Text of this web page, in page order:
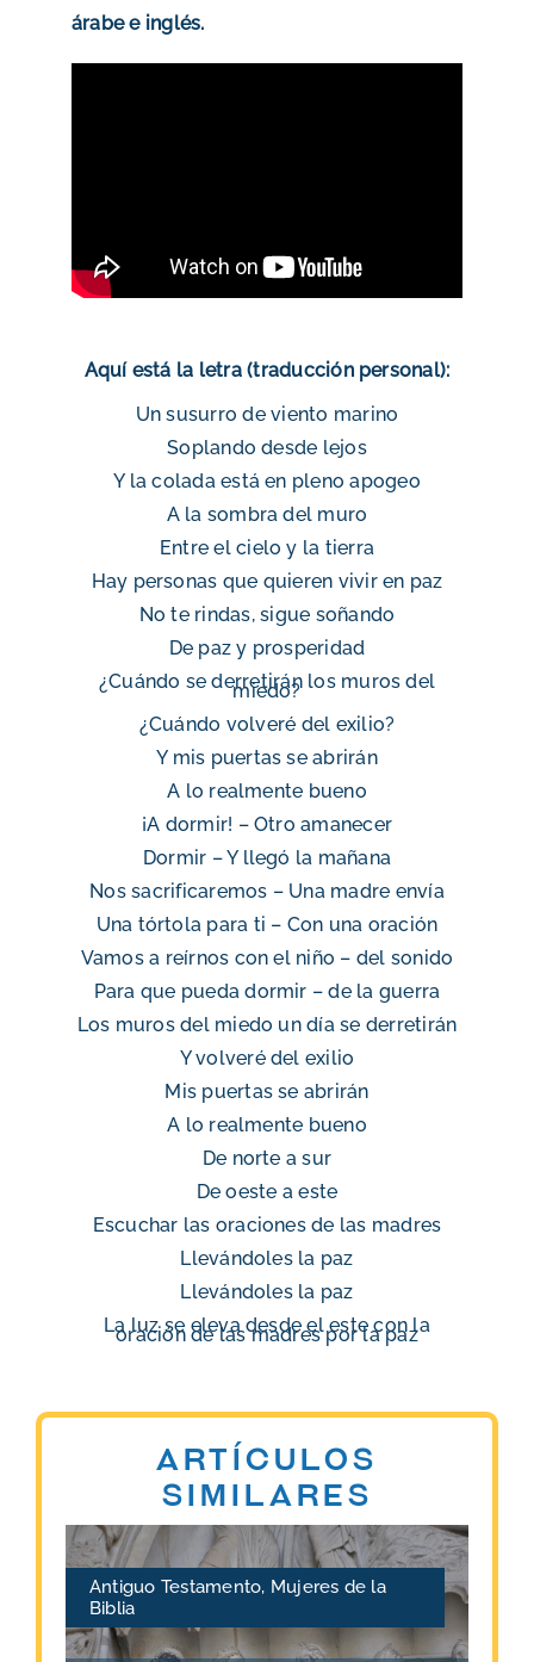
árabe e inglés.
Aquí está la letra (traducción personal):
Un susurro de viento marino
Soplando desde lejos
Y la colada está en pleno apogeo
A la sombra del muro
Entre el cielo y la tierra
Hay personas que quieren vivir en paz
No te rindas, sigue soñando
De paz y prosperidad
¿Cuándo se derretirán los muros del
miedo?
¿Cuándo volveré del exilio?
Y mis puertas se abrirán
A lo realmente bueno
¡A dormir! – Otro amanecer
Dormir – Y llegó la mañana
Nos sacrificaremos – Una madre envía
Una tórtola para ti – Con una oración
Vamos a reírnos con el niño – del sonido
Para que pueda dormir – de la guerra
Los muros del miedo un día se derretirán
Y volveré del exilio
Mis puertas se abrirán
A lo realmente bueno
De norte a sur
De oeste a este
Escuchar las oraciones de las madres
Llevándoles la paz
Llevándoles la paz
La luz se eleva desde el este con la
oración de las madres por la paz
Artículos
similares
Antiguo Testamento, Mujeres de la
Biblia